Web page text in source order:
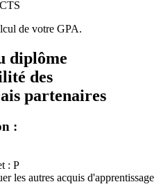
de votre GPA.
diplôme
des
partenaires
:
: P
les autres acquis d'apprentissage